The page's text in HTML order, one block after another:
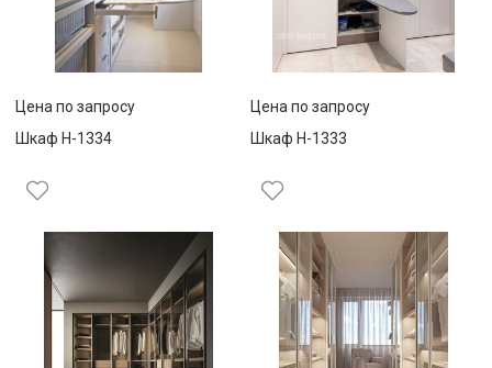
Цена по запросу
Шкаф Н-1334
Цена по запросу
Шкаф Н-1333